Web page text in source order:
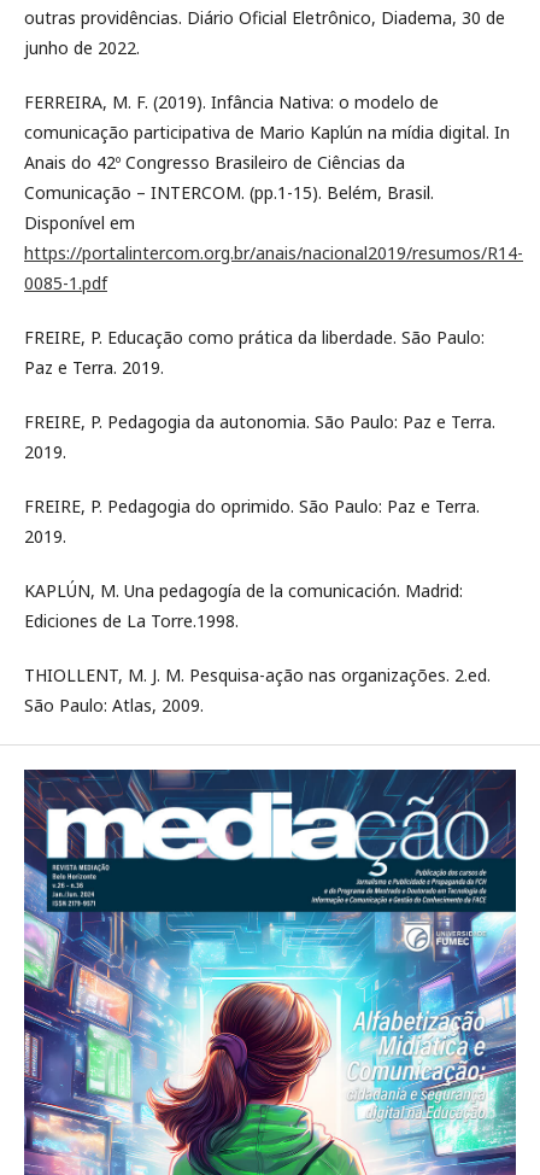
outras providências. Diário Oficial Eletrônico, Diadema, 30 de
junho de 2022.
FERREIRA, M. F. (2019). Infância Nativa: o modelo de
comunicação participativa de Mario Kaplún na mídia digital. In
Anais do 42º Congresso Brasileiro de Ciências da
Comunicação – INTERCOM. (pp.1-15). Belém, Brasil.
Disponível em
https://portalintercom.org.br/anais/nacional2019/resumos/R14-
0085-1.pdf
FREIRE, P. Educação como prática da liberdade. São Paulo:
Paz e Terra. 2019.
FREIRE, P. Pedagogia da autonomia. São Paulo: Paz e Terra.
2019.
FREIRE, P. Pedagogia do oprimido. São Paulo: Paz e Terra.
2019.
KAPLÚN, M. Una pedagogía de la comunicación. Madrid:
Ediciones de La Torre.1998.
THIOLLENT, M. J. M. Pesquisa-ação nas organizações. 2.ed.
São Paulo: Atlas, 2009.